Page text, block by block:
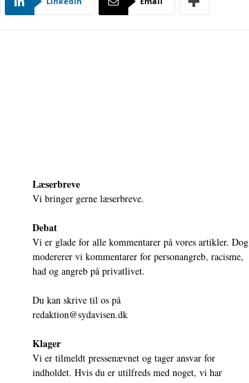
Læserbreve
Vi bringer gerne læserbreve.
Debat
Vi er glade for alle kommentarer på vores artikler. Dog
modererer vi kommentarer for personangreb, racisme,
had og angreb på privatlivet.
Du kan skrive til os på
redaktion@sydavisen.dk
Klager
Vi er tilmeldt pressenævnet og tager ansvar for
indholdet. Hvis du er utilfreds med noget, vi har